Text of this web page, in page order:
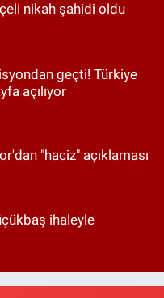
nikah şahidi oldu
geçti! Türkiye
açılıyor
"haciz" açıklaması
ihaleyle